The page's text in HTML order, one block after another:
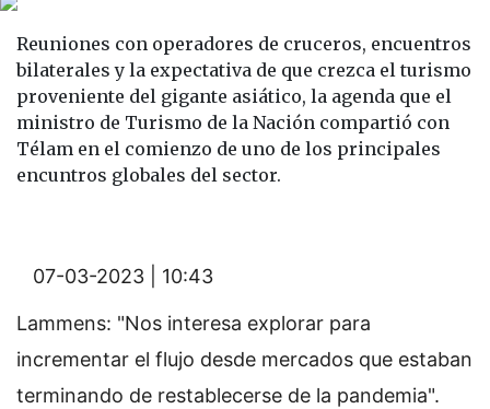
Reuniones con operadores de cruceros, encuentros
bilaterales y la expectativa de que crezca el turismo
proveniente del gigante asiático, la agenda que el
ministro de Turismo de la Nación compartió con
Télam en el comienzo de uno de los principales
encuntros globales del sector.
07-03-2023 | 10:43
Lammens: "Nos interesa explorar para
incrementar el flujo desde mercados que estaban
terminando de restablecerse de la pandemia".